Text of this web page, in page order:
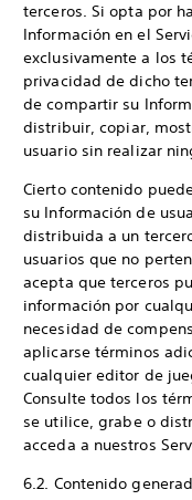
terceros. Si opta por
Información en el
exclusivamente a los
privacidad de dicho
de compartir su
distribuir, copiar,
usuario sin realizar
Cierto contenido
su Información de
distribuida a un
usuarios que no
acepta que terceros
información por
necesidad de
aplicarse términos
cualquier editor de
Consulte todos los
se utilice, grabe o
acceda a nuestros
6.2. Contenido